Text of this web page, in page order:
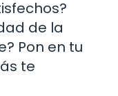
de la
Pon en tu
te